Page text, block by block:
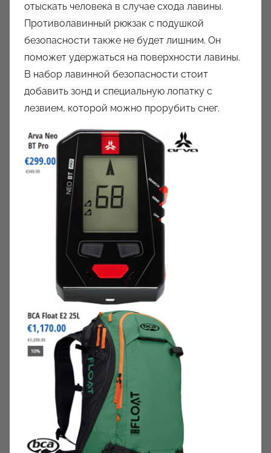
отыскать человека в случае схода лавины.
Противолавинный рюкзак с подушкой
безопасности также не будет лишним. Он
поможет удержаться на поверхности лавины.
В набор лавинной безопасности стоит
добавить зонд и специальную лопатку с
лезвием, которой можно прорубить снег.